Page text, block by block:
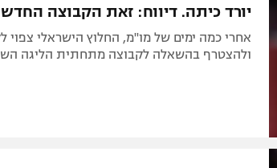
יורד כיתה. דיווח: זאת הקבוצה
אחרי כמה ימים של מו"מ, החלוץ הישראלי
ולהצטרף בהשאלה לקבוצה מתחתית הליגה